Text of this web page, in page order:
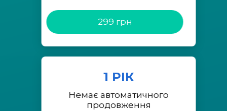
299 грн
1 РІК
Немає автоматичного
продовження